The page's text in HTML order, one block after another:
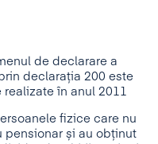
de declarare a
declarația 200 este
în anul 2011
fizice care nu
pensionar și au obținut